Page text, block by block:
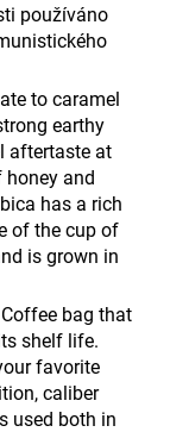
používáno
to caramel
earthy
aftertaste at
honey and
has a rich
of the cup of
is grown in
bag that
shelf life.
favorite
caliber
used both in